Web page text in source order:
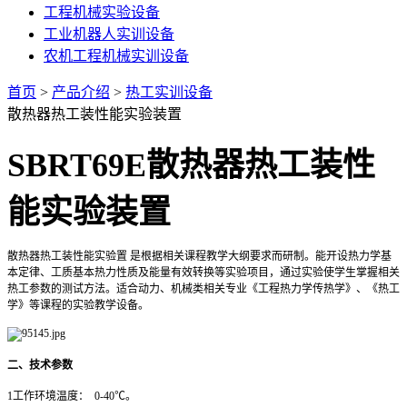
工程机械实验设备
工业机器人实训设备
农机工程机械实训设备
首页 > 产品介绍 > 热工实训设备
散热器热工装性能实验装置
SBRT69E散热器热工装性
能实验装置
散热器热工装性能实验置 是根据相关课程教学大纲要求而研制。能开设热力学基
本定律、工质基本热力性质及能量有效转换等实验项目，通过实验使学生掌握相关
热工参数的测试方法。适合动力、机械类相关专业《工程热力学传热学》、《热工
学》等课程的实验教学设备。
二、技术参数
1工作环境温度： 0-40℃。